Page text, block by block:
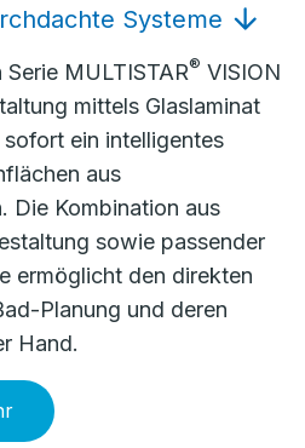
Systeme
MULTISTAR® VISION
mittels Glaslaminat
ein intelligentes
aus
Die Kombination aus
sowie passender
ermöglicht den direkten
Planung und deren
Hand.